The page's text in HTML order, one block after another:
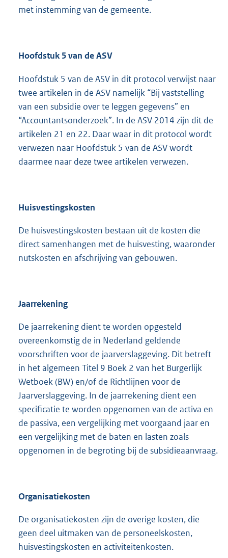
met instemming van de gemeente.
Hoofdstuk 5 van de ASV
Hoofdstuk 5 van de ASV in dit protocol verwijst naar
twee artikelen in de ASV namelijk “Bij vaststelling
van een subsidie over te leggen gegevens” en
“Accountantsonderzoek”. In de ASV 2014 zijn dit de
artikelen 21 en 22. Daar waar in dit protocol wordt
verwezen naar Hoofdstuk 5 van de ASV wordt
daarmee naar deze twee artikelen verwezen.
Huisvestingskosten
De huisvestingskosten bestaan uit de kosten die
direct samenhangen met de huisvesting, waaronder
nutskosten en afschrijving van gebouwen.
Jaarrekening
De jaarrekening dient te worden opgesteld
overeenkomstig de in Nederland geldende
voorschriften voor de jaarverslaggeving. Dit betreft
in het algemeen Titel 9 Boek 2 van het Burgerlijk
Wetboek (BW) en/of de Richtlijnen voor de
Jaarverslaggeving. In de jaarrekening dient een
specificatie te worden opgenomen van de activa en
de passiva, een vergelijking met voorgaand jaar en
een vergelijking met de baten en lasten zoals
opgenomen in de begroting bij de subsidieaanvraag.
Organisatiekosten
De organisatiekosten zijn de overige kosten, die
geen deel uitmaken van de personeelskosten,
huisvestingskosten en activiteitenkosten.